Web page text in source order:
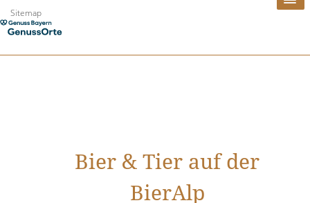
Zum
Inhalt
Sitemap
Bier & Tier auf der
BierAlp